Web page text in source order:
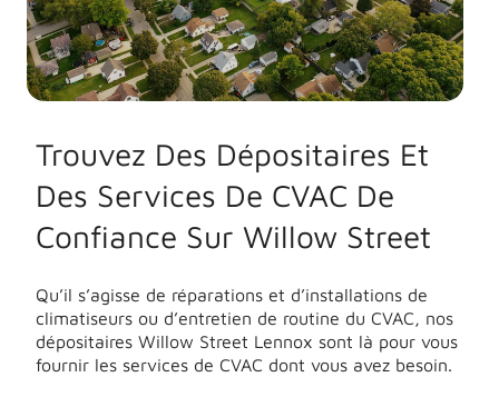
Trouvez Des Dépositaires Et
Des Services De CVAC De
Confiance Sur Willow Street
Qu’il s’agisse de réparations et d’installations de
climatiseurs ou d’entretien de routine du CVAC, nos
dépositaires Willow Street Lennox sont là pour vous
fournir les services de CVAC dont vous avez besoin.